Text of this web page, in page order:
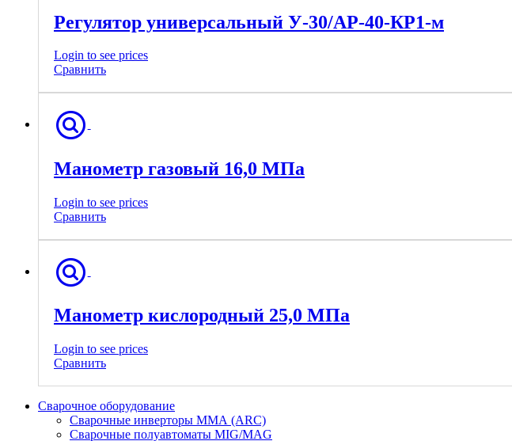
Регулятор универсальный У-30/АР-40-КР1-м
Login to see prices
Сравнить
Манометр газовый 16,0 МПа
Login to see prices
Сравнить
Манометр кислородный 25,0 МПа
Login to see prices
Сравнить
Сварочное оборудование
Сварочные инверторы ММА (ARC)
Сварочные полуавтоматы MIG/MAG